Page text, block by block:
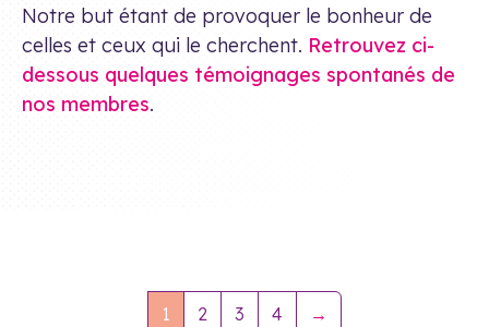
Notre but étant de provoquer le bonheur de
celles et ceux qui le cherchent. Retrouvez ci-
dessous quelques témoignages spontanés de
nos membres.
1 2 3 4 →